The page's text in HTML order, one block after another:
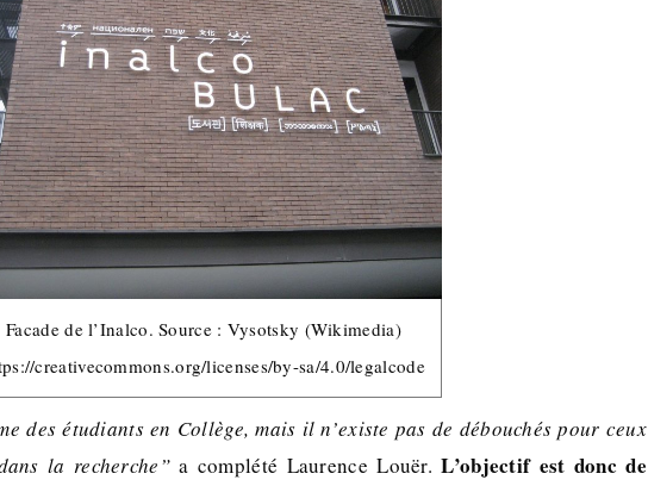
Facade de l’Inalco. Source : Vysotsky (Wikimedia)
creativecommons.org/licenses/by-sa/4.0/legalcode
des étudiants en Collège, mais il n’existe pas de débouchés pour ceux
la recherche”a complété Laurence Louër.L’objectif est donc de